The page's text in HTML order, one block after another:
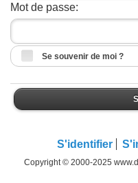
Mot de passe:
Se souvenir de moi ?
S'identifier
Copyright © 2000-2025